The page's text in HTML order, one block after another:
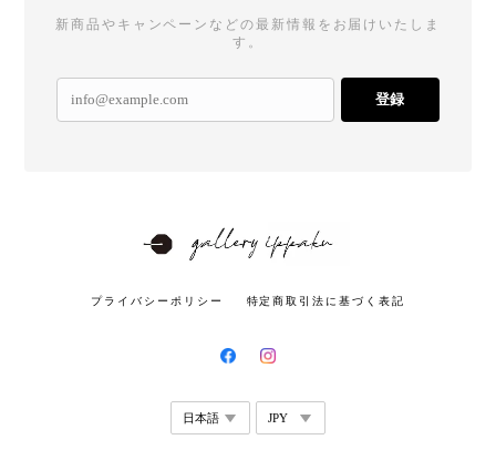
新商品やキャンペーンなどの最新情報をお届けいたしま
す。
登録
プライバシーポリシー 特定商取引法に基づく表記